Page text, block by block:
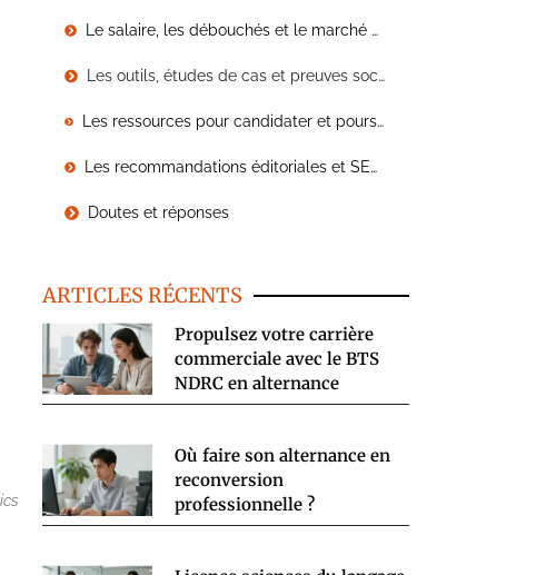
Le salaire, les débouchés et le marché de l’emploi
Les outils, études de cas et preuves sociales
Les ressources pour candidater et poursuivre sa montée en compétence
Les recommandations éditoriales et SEO pour la page
Doutes et réponses
ARTICLES RÉCENTS
Propulsez votre carrière
commerciale avec le BTS
NDRC en alternance
Où faire son alternance en
reconversion
professionnelle ?